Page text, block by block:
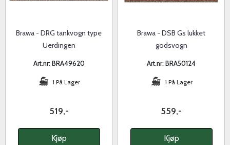
Brawa - DRG tankvogn type
Uerdingen
Art.nr: BRA49620
1 På Lager
519,-
Kjøp
Brawa - DSB Gs lukket
godsvogn
Art.nr: BRA50124
1 På Lager
559,-
Kjøp